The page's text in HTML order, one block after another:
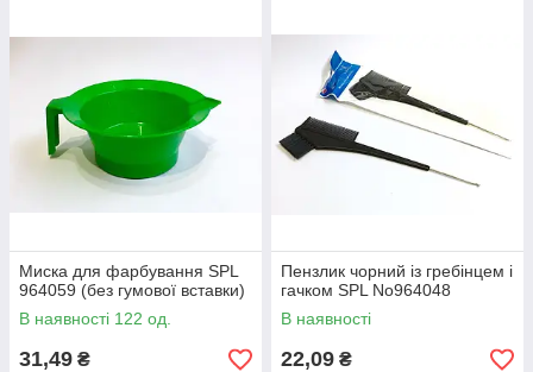
Миска для фарбування SPL
964059 (без гумової вставки)
В наявності 122 од.
31,49 ₴
Пензлик чорний із гребінцем і
гачком SPL No964048
В наявності
22,09 ₴